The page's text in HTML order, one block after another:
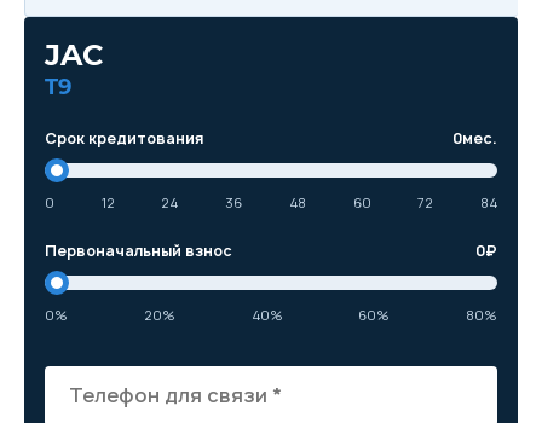
JAC
T9
Срок кредитования 0мес.
0 12 24 36 48 60 72 84
Первоначальный взнос 0₽
0% 20% 40% 60% 80%